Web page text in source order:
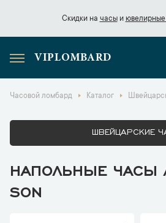
Скидки на часыи ювелирные
Скидки начасы
VIPLOMBARD
Часовой ломбард Каталог
ШВЕЙЦАРСКИЕ
НАПОЛЬНЫЕ ЧАСЫ
SON